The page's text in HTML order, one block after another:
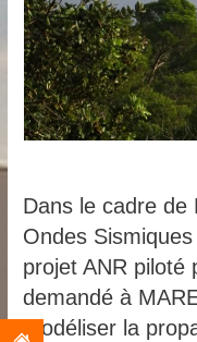
Dans le cadre de
Ondes
projet ANR piloté
demandé à
modéliser la